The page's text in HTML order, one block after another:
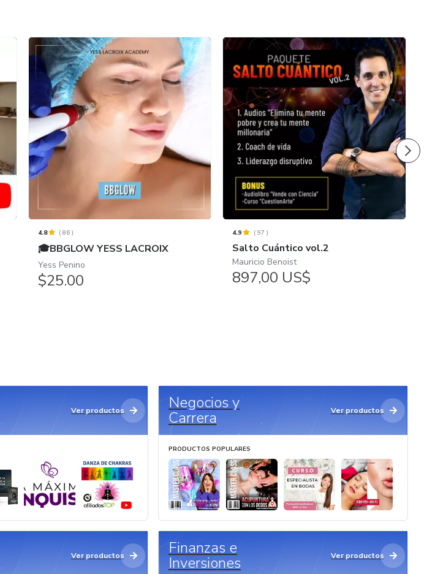
4.8 (86 )
🎓BBGLOW YESS LACROIX
Yess Penino
$25.00
4.9 ( 97 )
Salto Cuántico vol.2
Mauricio Benoist
897,00 US$
Ver productos Negocios y
Carrera Ver productos
PRODUCTOS POPULARES
Ver productos Finanzas e
Inversiones Ver productos